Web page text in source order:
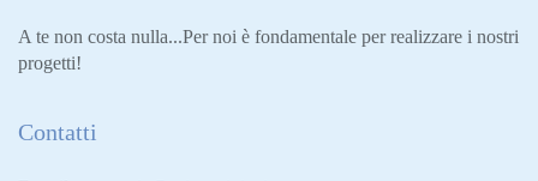
A te non costa nulla...Per noi è fondamentale per realizzare i nostri
progetti!
Contatti